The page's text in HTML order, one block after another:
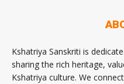
Kshatriya Sanskriti is
sharing the rich heritage,
Kshatriya culture. We